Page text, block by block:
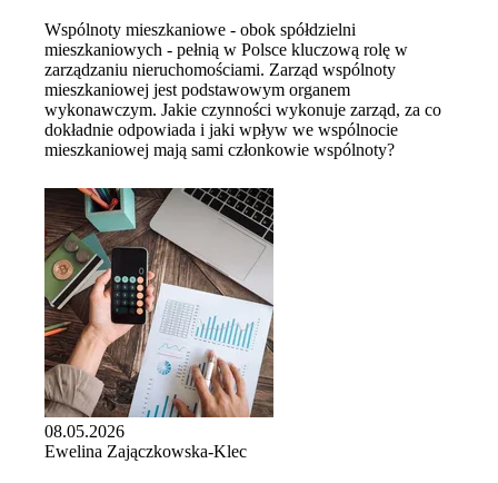
Wspólnoty mieszkaniowe - obok spółdzielni
mieszkaniowych - pełnią w Polsce kluczową rolę w
zarządzaniu nieruchomościami. Zarząd wspólnoty
mieszkaniowej jest podstawowym organem
wykonawczym. Jakie czynności wykonuje zarząd, za co
dokładnie odpowiada i jaki wpływ we wspólnocie
mieszkaniowej mają sami członkowie wspólnoty?
08.05.2026
Ewelina Zajączkowska-Klec